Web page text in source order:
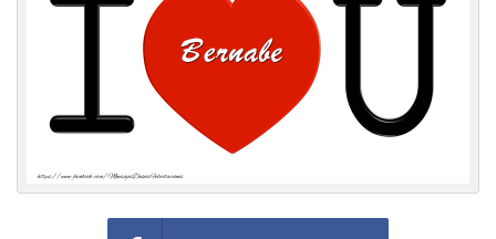
Felicitaciones días del año
Felicitaciones musicales